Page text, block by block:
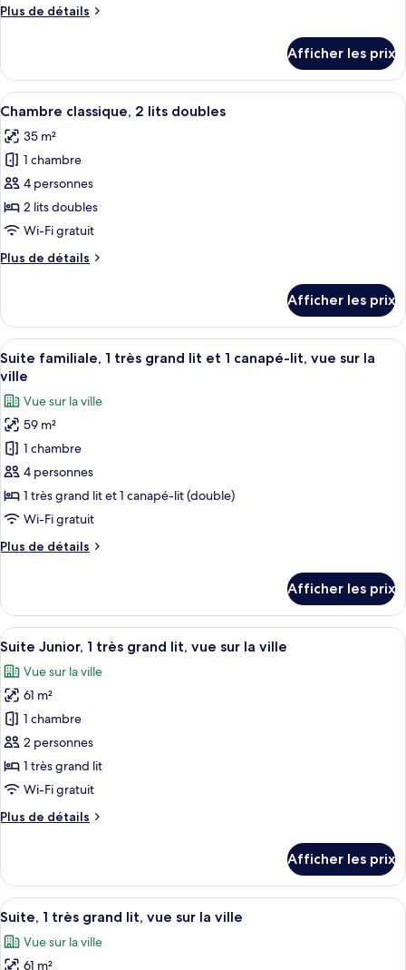
présidentielle,
grand
lit
et
1
canapé-
lit,
vue
sur
la
ville
Plus de détails
Plus
Suite
présidentielle,
1
grand
lit
canapé-
lit,
vue
sur
Afficher les prix
Afficher
toutes
les
photos
pour
ce
type
chambre :
2
lits
doubles
Une chambre d’hôtel avec deux lits,
8
Chambre classique, 2 lits doubles
35 m²
1 chambre
4 personnes
2 lits doubles
Wi-Fi gratuit
Plus de détails
Plus
Chambre
classique,
2
lits
Afficher les prix
Afficher
toutes
les
photos
pour
ce
type
de
chambre :
familiale,
grand
lit
et
1
canapé-
lit,
vue
sur
la
Une chambre d’hôtel moderne
7
Suite familiale, 1 très grand lit et 1 canapé-lit, vue sur la
ville
Vue sur la ville
59 m²
1 chambre
4 personnes
1 très grand lit et 1 canapé-lit (double)
Wi-Fi gratuit
Plus de détails
Plus
Suite
familiale,
1
grand
lit
et
canapé-
lit,
vue
sur
ville
Afficher les prix
Afficher
toutes
les
photos
pour
ce
type
de
chambre :
Suite
très
grand
lit,
vue
Une chambre d’hôtel moderne avec
9
Suite Junior, 1 très grand lit, vue sur la ville
Vue sur la ville
61 m²
1 chambre
2 personnes
1 très grand lit
Wi-Fi gratuit
Plus de détails
Plus
Suite
Junior,
1
grand
lit,
Afficher les prix
Afficher
toutes
les
Une chambre d’hôtel moderne
9
Suite, 1 très grand lit, vue sur la ville
Vue sur la ville
61 m²